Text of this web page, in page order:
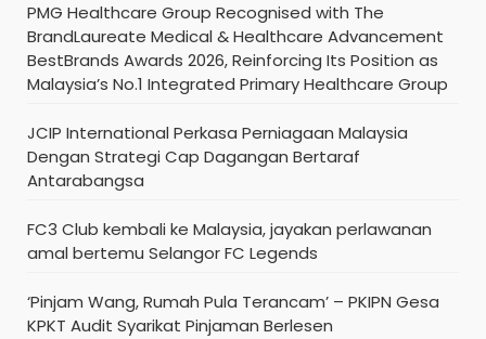
PMG Healthcare Group Recognised with The
BrandLaureate Medical & Healthcare Advancement
BestBrands Awards 2026, Reinforcing Its Position as
Malaysia’s No.1 Integrated Primary Healthcare Group
JCIP International Perkasa Perniagaan Malaysia
Dengan Strategi Cap Dagangan Bertaraf
Antarabangsa
FC3 Club kembali ke Malaysia, jayakan perlawanan
amal bertemu Selangor FC Legends
‘Pinjam Wang, Rumah Pula Terancam’ – PKIPN Gesa
KPKT Audit Syarikat Pinjaman Berlesen